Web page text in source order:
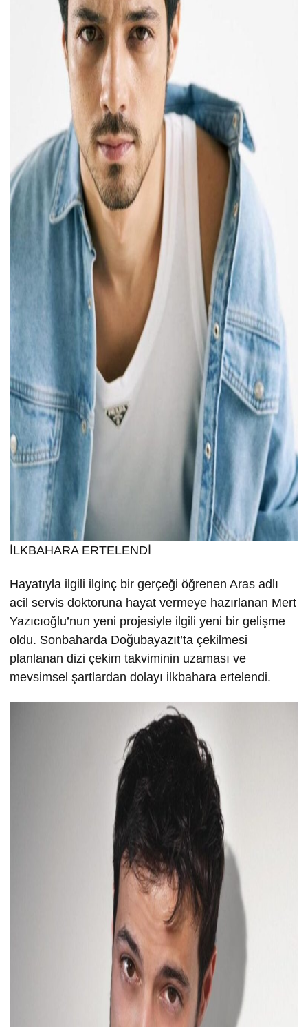
İLKBAHARA ERTELENDİ
Hayatıyla ilgili ilginç bir gerçeği öğrenen Aras adlı
acil servis doktoruna hayat vermeye hazırlanan Mert
Yazıcıoğlu’nun yeni projesiyle ilgili yeni bir gelişme
oldu. Sonbaharda Doğubayazıt’ta çekilmesi
planlanan dizi çekim takviminin uzaması ve
mevsimsel şartlardan dolayı ilkbahara ertelendi.